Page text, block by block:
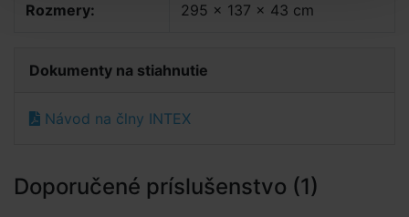
Rozmery: 295 x 137 x 43 cm
Dokumenty na stiahnutie
Návod na člny INTEX
Doporučené príslušenstvo (1)